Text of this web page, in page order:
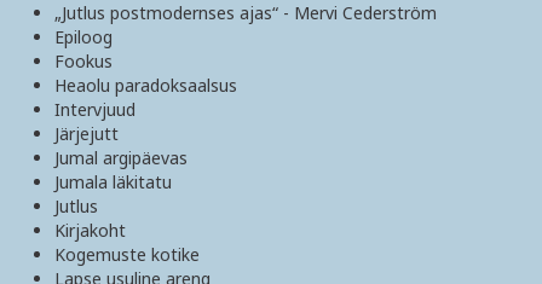
„Jutlus postmodernses ajas“ - Mervi Cederström
Epiloog
Fookus
Heaolu paradoksaalsus
Intervjuud
Järjejutt
Jumal argipäevas
Jumala läkitatu
Jutlus
Kirjakoht
Kogemuste kotike
Lapse usuline areng